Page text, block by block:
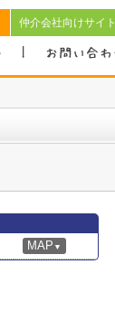
仲介会社向けサイト
MAP ▼